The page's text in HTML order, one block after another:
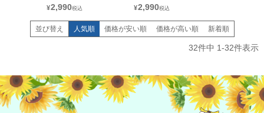
[myMinette/マイミネット]
¥2,990
用)[myMinette/マイミネット]
¥2,990
並び替え 人気順 価格が安い順 価格が高い順 新着順
32件中 1-32件表示